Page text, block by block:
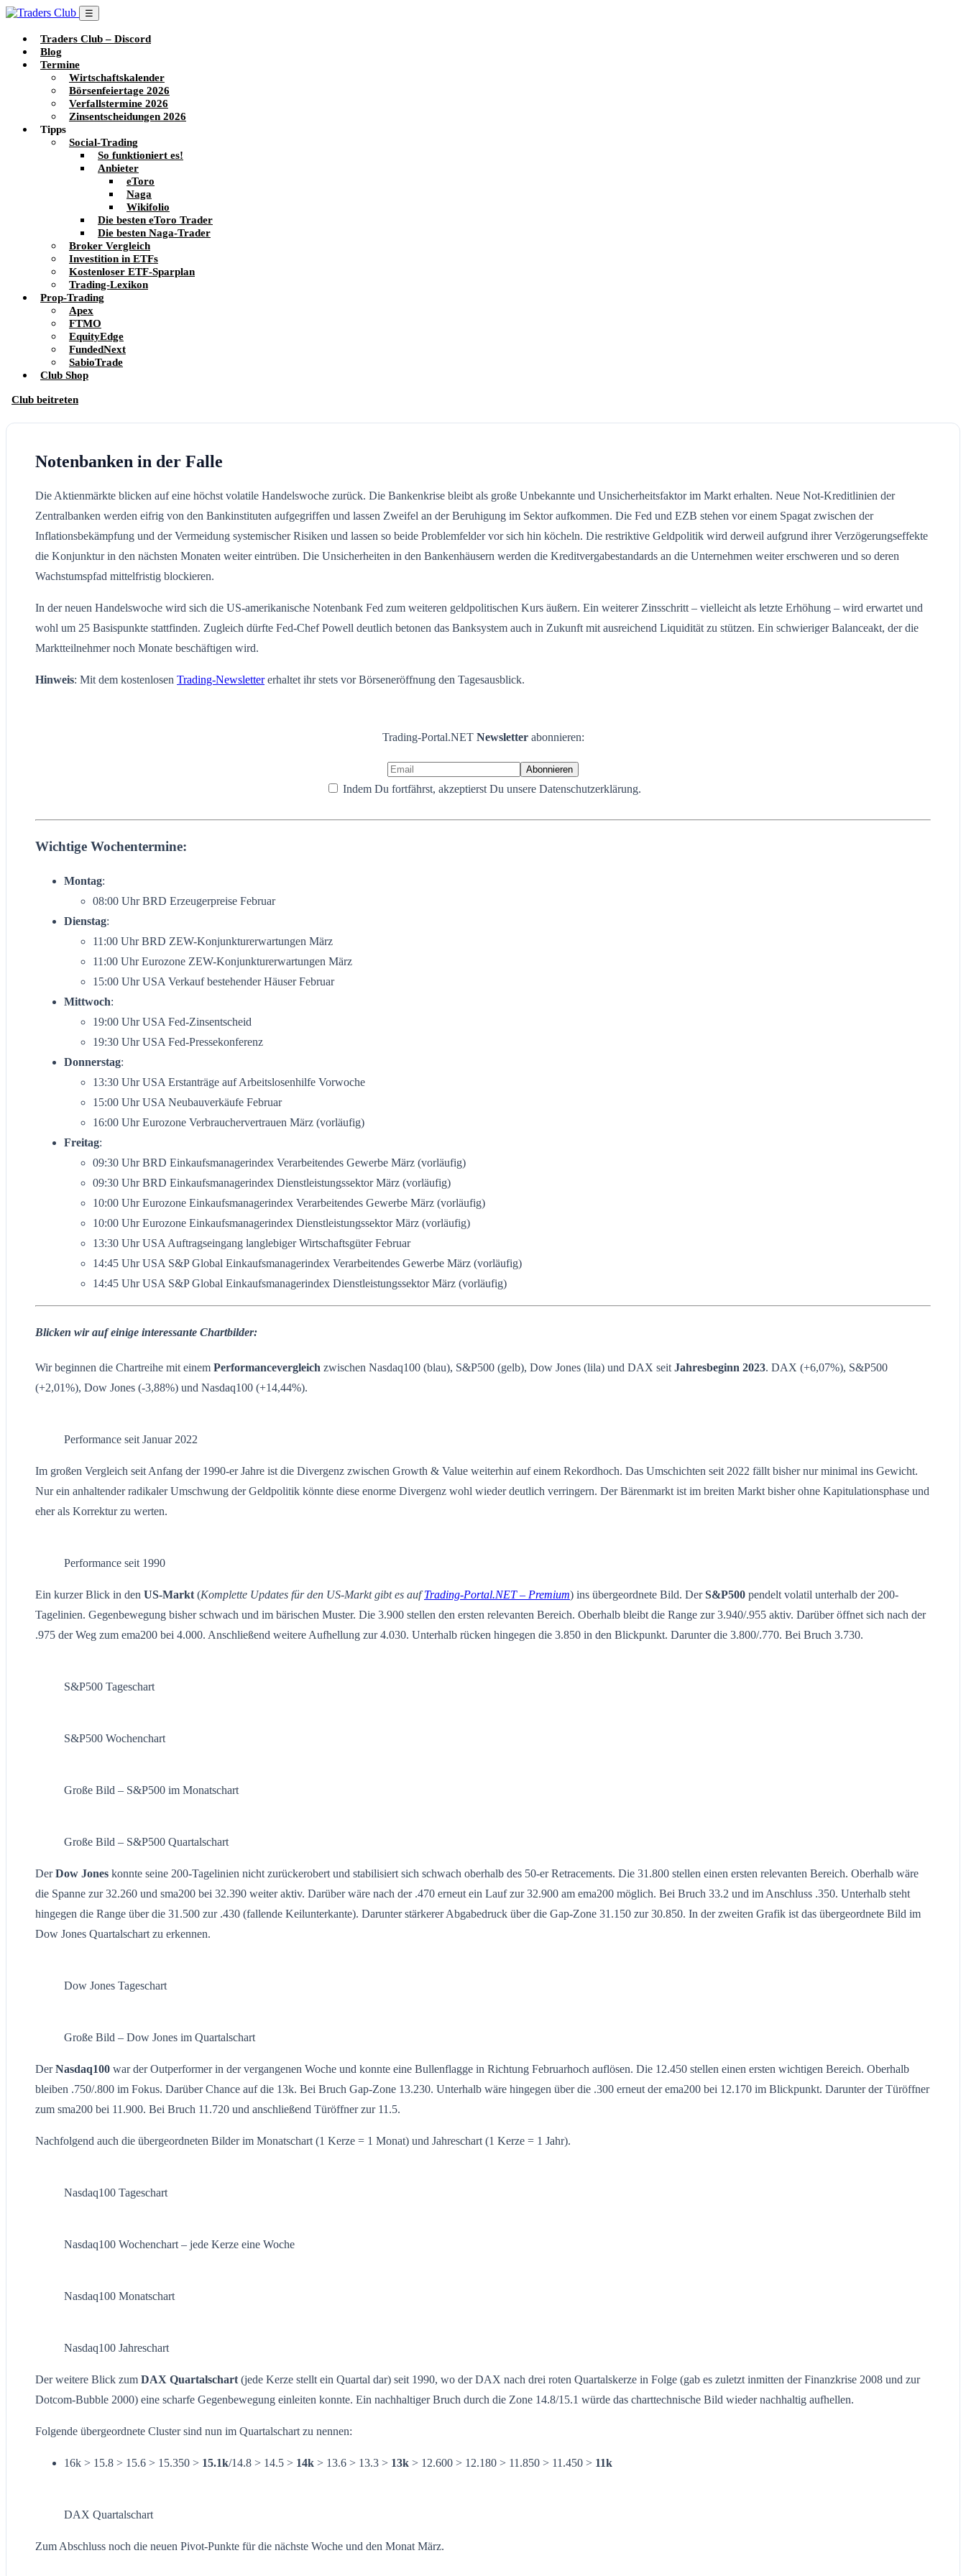
☰
Traders Club – Discord
Blog
Termine
Wirtschaftskalender
Börsenfeiertage 2026
Verfallstermine 2026
Zinsentscheidungen 2026
Tipps
Social-Trading
So funktioniert es!
Anbieter
eToro
Naga
Wikifolio
Die besten eToro Trader
Die besten Naga-Trader
Broker Vergleich
Investition in ETFs
Kostenloser ETF-Sparplan
Trading-Lexikon
Prop-Trading
Apex
FTMO
EquityEdge
FundedNext
SabioTrade
Club Shop
Club beitreten
Notenbanken in der Falle
Die Aktienmärkte blicken auf eine höchst volatile Handelswoche zurück. Die Bankenkrise bleibt als große Unbekannte und Unsicherheitsfaktor im Markt erhalten. Neue Not-Kreditlinien der
Zentralbanken werden eifrig von den Bankinstituten aufgegriffen und lassen Zweifel an der Beruhigung im Sektor aufkommen. Die Fed und EZB stehen vor einem Spagat zwischen der
Inflationsbekämpfung und der Vermeidung systemischer Risiken und lassen so beide Problemfelder vor sich hin köcheln. Die restriktive Geldpolitik wird derweil aufgrund ihrer Verzögerungseffekte
die Konjunktur in den nächsten Monaten weiter eintrüben. Die Unsicherheiten in den Bankenhäusern werden die Kreditvergabestandards an die Unternehmen weiter erschweren und so deren
Wachstumspfad mittelfristig blockieren.
In der neuen Handelswoche wird sich die US-amerikanische Notenbank Fed zum weiteren geldpolitischen Kurs äußern. Ein weiterer Zinsschritt – vielleicht als letzte Erhöhung – wird erwartet und
wohl um 25 Basispunkte stattfinden. Zugleich dürfte Fed-Chef Powell deutlich betonen das Banksystem auch in Zukunft mit ausreichend Liquidität zu stützen. Ein schwieriger Balanceakt, der die
Marktteilnehmer noch Monate beschäftigen wird.
Hinweis: Mit dem kostenlosen Trading-Newslettererhaltet ihr stets vor Börseneröffnung den Tagesausblick.
Trading-Portal.NET Newsletter abonnieren:
Indem Du fortfährst, akzeptierst Du unsere Datenschutzerklärung.
Wichtige Wochentermine:
Montag:
08:00 Uhr BRD Erzeugerpreise Februar
Dienstag:
11:00 Uhr BRD ZEW-Konjunkturerwartungen März
11:00 Uhr Eurozone ZEW-Konjunkturerwartungen März
15:00 Uhr USA Verkauf bestehender Häuser Februar
Mittwoch:
19:00 Uhr USA Fed-Zinsentscheid
19:30 Uhr USA Fed-Pressekonferenz
Donnerstag:
13:30 Uhr USA Erstanträge auf Arbeitslosenhilfe Vorwoche
15:00 Uhr USA Neubauverkäufe Februar
16:00 Uhr Eurozone Verbrauchervertrauen März (vorläufig)
Freitag:
09:30 Uhr BRD Einkaufsmanagerindex Verarbeitendes Gewerbe März (vorläufig)
09:30 Uhr BRD Einkaufsmanagerindex Dienstleistungssektor März (vorläufig)
10:00 Uhr Eurozone Einkaufsmanagerindex Verarbeitendes Gewerbe März (vorläufig)
10:00 Uhr Eurozone Einkaufsmanagerindex Dienstleistungssektor März (vorläufig)
13:30 Uhr USA Auftragseingang langlebiger Wirtschaftsgüter Februar
14:45 Uhr USA S&P Global Einkaufsmanagerindex Verarbeitendes Gewerbe März (vorläufig)
14:45 Uhr USA S&P Global Einkaufsmanagerindex Dienstleistungssektor März (vorläufig)
Blicken wir auf einige interessante Chartbilder:
Wir beginnen die Chartreihe mit einem Performancevergleich zwischen Nasdaq100 (blau), S&P500 (gelb), Dow Jones (lila) und DAX seit Jahresbeginn 2023. DAX (+6,07%), S&P500
(+2,01%), Dow Jones (-3,88%) und Nasdaq100 (+14,44%).
Performance seit Januar 2022
Im großen Vergleich seit Anfang der 1990-er Jahre ist die Divergenz zwischen Growth & Value weiterhin auf einem Rekordhoch. Das Umschichten seit 2022 fällt bisher nur minimal ins Gewicht.
Nur ein anhaltender radikaler Umschwung der Geldpolitik könnte diese enorme Divergenz wohl wieder deutlich verringern. Der Bärenmarkt ist im breiten Markt bisher ohne Kapitulationsphase und
eher als Korrektur zu werten.
Performance seit 1990
Ein kurzer Blick in den US-Markt (Komplette Updates für den US-Markt gibt es aufTrading-Portal.NET – Premium) ins übergeordnete Bild. DerS&P500 pendelt volatil unterhalb der 200-
Tagelinien. Gegenbewegung bisher schwach und im bärischen Muster. Die 3.900 stellen den ersten relevanten Bereich. Oberhalb bleibt die Range zur 3.940/.955 aktiv. Darüber öffnet sich nach der
.975 der Weg zum ema200 bei 4.000. Anschließend weitere Aufhellung zur 4.030. Unterhalb rücken hingegen die 3.850 in den Blickpunkt. Darunter die 3.800/.770. Bei Bruch 3.730.
S&P500 Tageschart
S&P500 Wochenchart
Große Bild – S&P500 im Monatschart
Große Bild – S&P500 Quartalschart
DerDow Jones konnte seine 200-Tagelinien nicht zurückerobert und stabilisiert sich schwach oberhalb des 50-er Retracements. Die 31.800 stellen einen ersten relevanten Bereich. Oberhalb wäre
die Spanne zur 32.260 und sma200 bei 32.390 weiter aktiv. Darüber wäre nach der .470 erneut ein Lauf zur 32.900 am ema200 möglich. Bei Bruch 33.2 und im Anschluss .350. Unterhalb steht
hingegen die Range über die 31.500 zur .430 (fallende Keilunterkante). Darunter stärkerer Abgabedruck über die Gap-Zone 31.150 zur 30.850. In der zweiten Grafik ist das übergeordnete Bild im
Dow Jones Quartalschart zu erkennen.
Dow Jones Tageschart
Große Bild – Dow Jones im Quartalschart
DerNasdaq100 war der Outperformer in der vergangenen Woche und konnte eine Bullenflagge in Richtung Februarhoch auflösen. Die 12.450 stellen einen ersten wichtigen Bereich. Oberhalb
bleiben .750/.800 im Fokus. Darüber Chance auf die 13k. Bei Bruch Gap-Zone 13.230. Unterhalb wäre hingegen über die .300 erneut der ema200 bei 12.170 im Blickpunkt. Darunter der Türöffner
zum sma200 bei 11.900. Bei Bruch 11.720 und anschließend Türöffner zur 11.5.
Nachfolgend auch die übergeordneten Bilder im Monatschart (1 Kerze = 1 Monat) und Jahreschart (1 Kerze = 1 Jahr).
Nasdaq100 Tageschart
Nasdaq100 Wochenchart – jede Kerze eine Woche
Nasdaq100 Monatschart
Nasdaq100 Jahreschart
Der weitere Blick zum DAX Quartalschart (jede Kerze stellt ein Quartal dar) seit 1990, wo der DAX nach drei roten Quartalskerze in Folge (gab es zuletzt inmitten der Finanzkrise 2008 und zur
Dotcom-Bubble 2000) eine scharfe Gegenbewegung einleiten konnte. Ein nachhaltiger Bruch durch die Zone 14.8/15.1 würde das charttechnische Bild wieder nachhaltig aufhellen.
Folgende übergeordnete Cluster sind nun im Quartalschart zu nennen:
16k > 15.8 > 15.6 > 15.350 > 15.1k/14.8 > 14.5 > 14k > 13.6 > 13.3 > 13k > 12.600 > 12.180 > 11.850 > 11.450 > 11k
DAX Quartalschart
Zum Abschluss noch die neuen Pivot-Punkte für die nächste Woche und den Monat März.